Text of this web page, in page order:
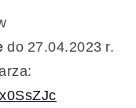
do 27.04.2023 r.